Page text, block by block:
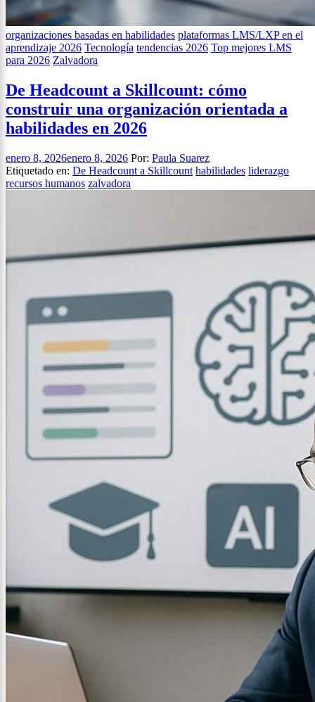
organizaciones basadas en habilidades plataformas LMS/LXP en el
aprendizaje 2026 Tecnología tendencias 2026 Top mejores LMS
para 2026 Zalvadora
De Headcount a Skillcount: cómo
construir una organización orientada a
habilidades en 2026
enero 8, 2026enero 8, 2026 Por: Paula Suarez
Etiquetado en: De Headcount a Skillcount habilidades liderazgo
recursos humanos zalvadora